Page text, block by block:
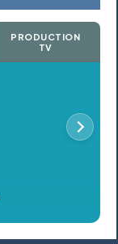
PRODUCTION
TV